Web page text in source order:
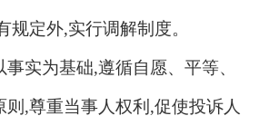
规定外,实行调解制度。
实为基础,遵循自愿、平等、
则,尊重当事人权利,促使投诉人